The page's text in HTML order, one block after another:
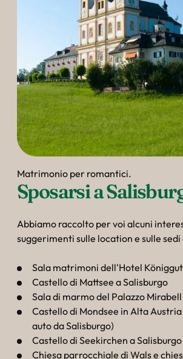
Matrimonio per romantici.
Sposarsi a
Abbiamo raccolto per voi alcuni
suggerimenti sulle location e sulle sedi
Sala matrimoni dell'Hotel
Castello di Mattsee a Salisburgo
Sala di marmo del Palazzo
Castello di Mondsee in Alta
auto da Salisburgo)
Castello di Seekirchen a Salisburgo
Chiesa parrocchiale di Wals e